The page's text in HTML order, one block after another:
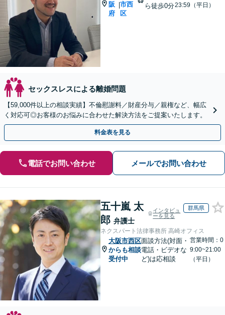
阪
府
|市西
区
ら徒歩0分23:59（平日）
セックスレスによる離婚問題
【59,000件以上の相談実績】不倫慰謝料／財産分与／親権など、幅広
く対応可◎お客様のお悩みに合わせた解決方法をご提案いたします。
料金表を見る
電話でお問い合わせ メールでお問い合わせ
五十嵐 太
郎 弁護士
インタビュ
ーを見る
群馬県
ネクスパート法律事務所 高崎オフィス
大阪市西区
からも相談
受付中
面談方法(対面・
電話・ビデオな
ど)は応相談
営業時間：0
9:00~21:00
（平日）